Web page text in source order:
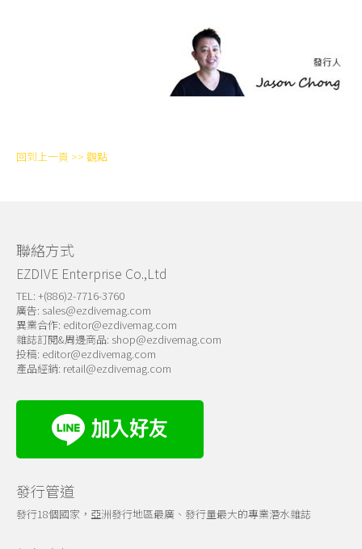
回到上一頁 >> 觀點
聯絡方式
EZDIVE Enterprise Co.,Ltd
TEL: +(886)2-7716-3760
廣告: sales@ezdivemag.com
異業合作: editor@ezdivemag.com
雜誌訂閱&周邊商品: shop@ezdivemag.com
投稿: editor@ezdivemag.com
產品經銷: retail@ezdivemag.com
發行管道
發行18個國家，亞洲發行地區最廣、發行量最大的專業潛水雜誌